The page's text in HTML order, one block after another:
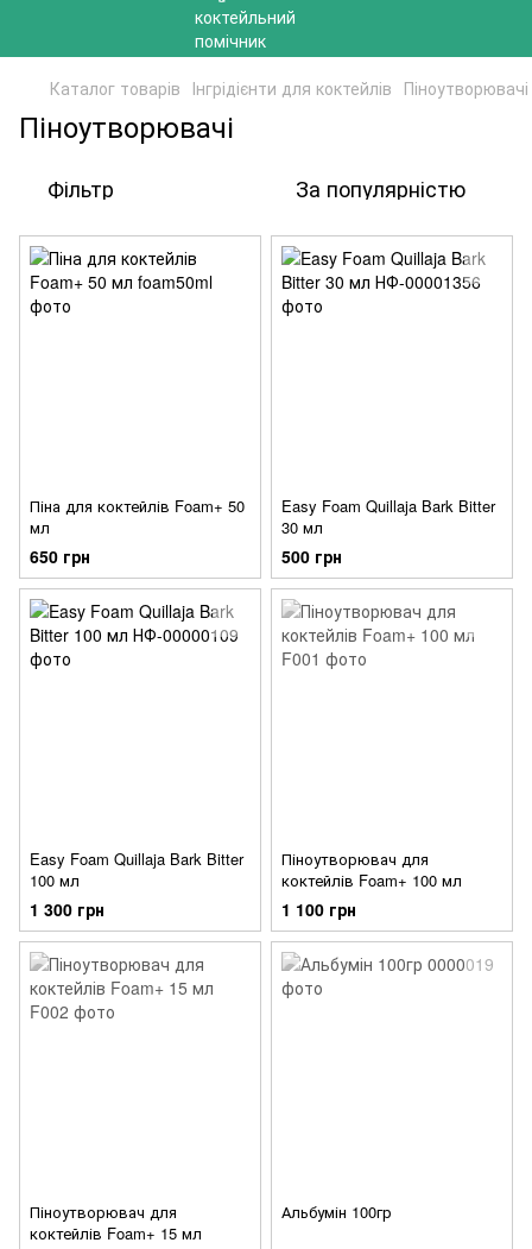
Каталог товарів Інгрідієнти для коктейлів Піноутворювачі
Піноутворювачі
Фільтр За популярністю
Піна для коктейлів Foam+ 50
мл
650 грн
Easy Foam Quillaja Bark Bitter
30 мл
500 грн
Easy Foam Quillaja Bark Bitter
100 мл
1 300 грн
Піноутворювач для
коктейлів Foam+ 100 мл
1 100 грн
Піноутворювач для
коктейлів Foam+ 15 мл
Альбумін 100гр